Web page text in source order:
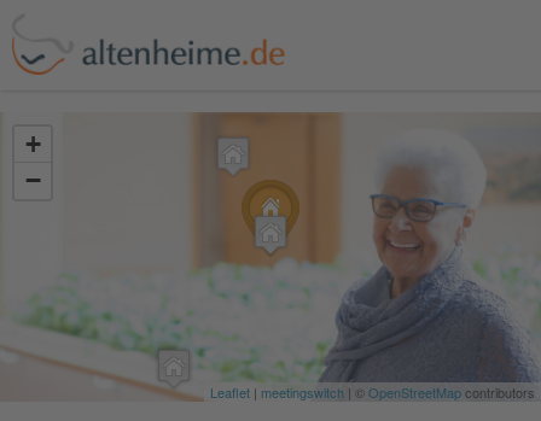
+
−
Leaflet | meetingswitch | ©OpenStreetMapcontributors